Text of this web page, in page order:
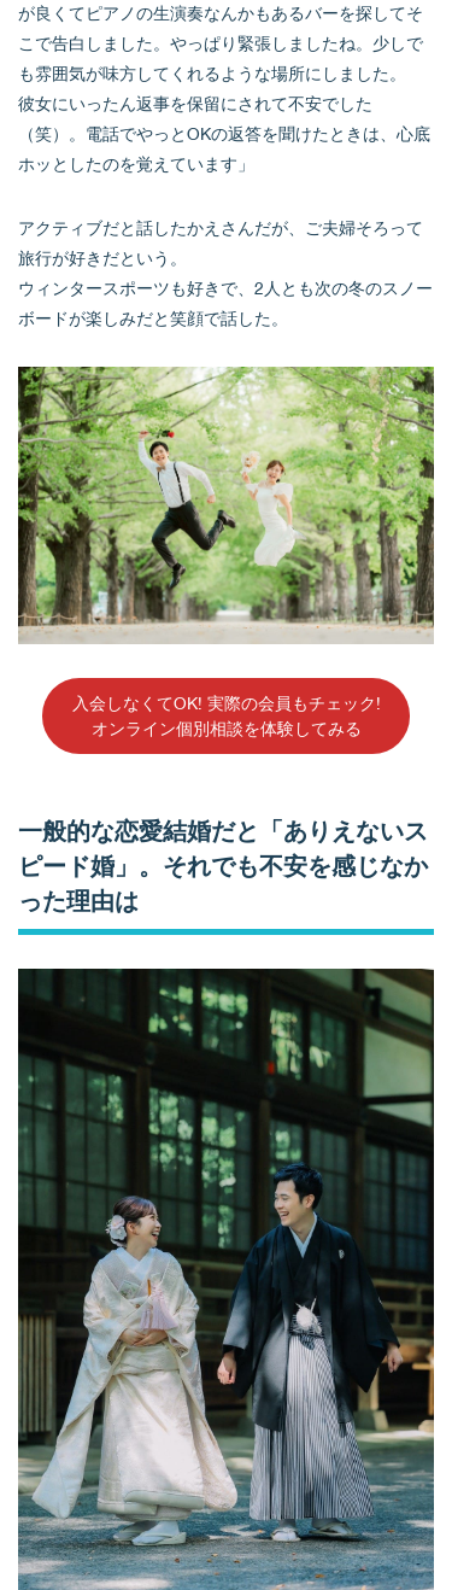
が良くてピアノの生演奏なんかもあるバーを探してそ
こで告白しました。やっぱり緊張しましたね。少しで
も雰囲気が味方してくれるような場所にしました。
彼女にいったん返事を保留にされて不安でした
（笑）。電話でやっとOKの返答を聞けたときは、心底
ホッとしたのを覚えています」
アクティブだと話したかえさんだが、ご夫婦そろって
旅行が好きだという。
ウィンタースポーツも好きで、2人とも次の冬のスノー
ボードが楽しみだと笑顔で話した。
入会しなくてOK! 実際の会員もチェック!
オンライン個別相談を体験してみる
一般的な恋愛結婚だと「ありえないス
ピード婚」。それでも不安を感じなか
った理由は